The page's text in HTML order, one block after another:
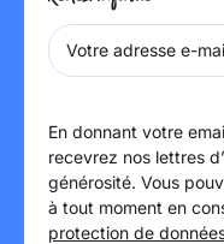
En donnant votre
recevrez nos lettres
générosité. Vous
à tout moment en
protection de